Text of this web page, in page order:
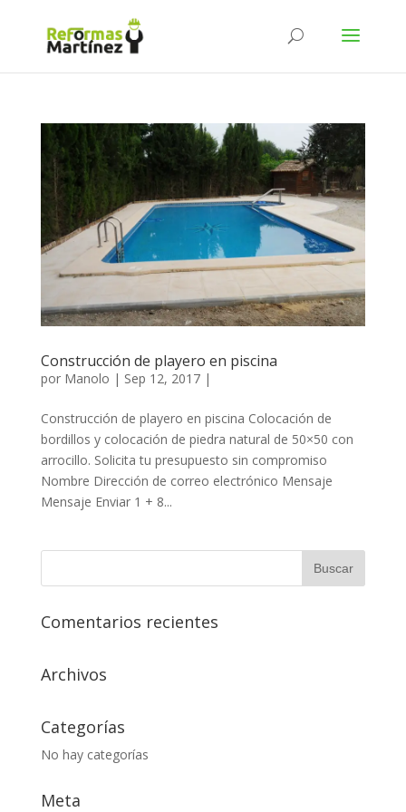
Construcción de playero en piscina
por Manolo | Sep 12, 2017|
Construcción de playero en piscina Colocación de
bordillos y colocación de piedra natural de 50×50 con
arrocillo. Solicita tu presupuesto sin compromiso
Nombre Dirección de correo electrónico Mensaje
Mensaje Enviar 1 + 8...
Comentarios recientes
Archivos
Categorías
No hay categorías
Meta